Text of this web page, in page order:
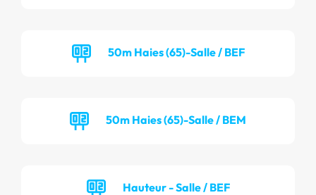
50m Haies (65)-Salle / BEF
50m Haies (65)-Salle / BEM
Hauteur - Salle / BEF